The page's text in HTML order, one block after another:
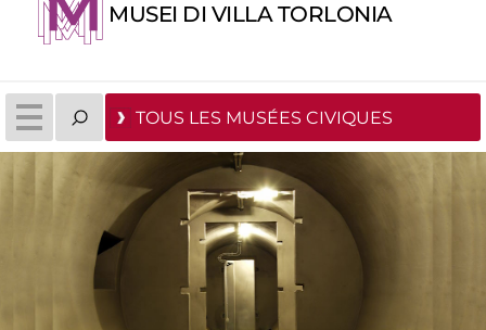
MUSEI DI VILLA TORLONIA
TOUS LES MUSÉES CIVIQUES